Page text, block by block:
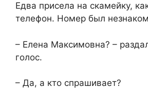
Едва присела на скамейку,
телефон. Номер был
– Елена Максимовна? –
голос.
– Да, а кто спрашивает?